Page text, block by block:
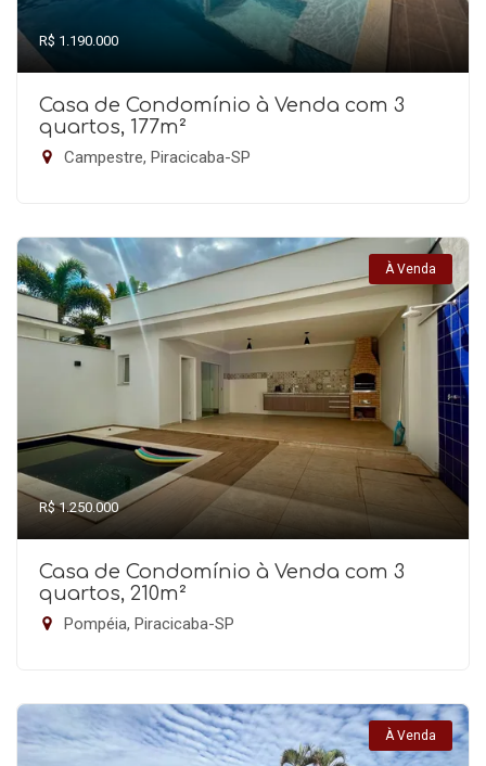
R$ 1.190.000
Casa de Condomínio à Venda com 3
quartos, 177m²
Campestre, Piracicaba-SP
À Venda
R$ 1.250.000
Casa de Condomínio à Venda com 3
quartos, 210m²
Pompéia, Piracicaba-SP
À Venda